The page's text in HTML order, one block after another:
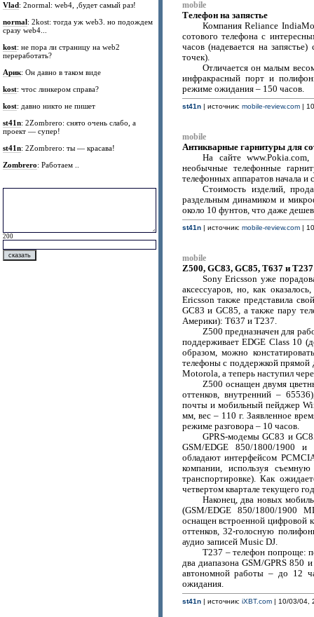
Vlad: 2normal: web4, ,будет самый раз!
normal: 2kost: тогда уж web3. но подождем
сразу web4...
kost: не пора ли страницу на web2
переработать?
Арик: Он давно в таком виде
kost: чтос линкером справа?
kost: давно никто не пишет
st41n: 2Zombrero: снято очень слабо, а
проект — супер!
st41n: 2Zombrero: ты — красава!
Zombrero: Работаем ..
200
mobile
Телефон на запястье
Компания Reliance
сотового телефона с
часов (надевается на
точек).
Отличается он малым
инфракрасный порт и
режиме ожидания – 150 часов.
st41n| источник: mobile-review.com|
mobile
Антикварные гарнитуры для
На сайте
необычные телефонные
телефонных аппаратов начала и
Стоимость изделий,
раздельным динамиком и
около 10 фунтов, что даже
st41n| источник: mobile-review.com|
mobile
Z500, GC83, GC85, T637 и
Sony Ericsson уже
аксессуаров, но, как
Ericsson также представила
GC83 и GC85, а также пару
Америки): T637 и T237.
Z500 предназначен для
поддерживает EDGE Class 10
образом, можно
телефоны с поддержкой прямой
Motorola, а теперь наступил
Z500 оснащен двумя
оттенков, внутренний –
почты и мобильный пейджер
мм, вес – 110 г. Заявленное
режиме разговора – 10 часов.
GPRS-модемы GC83 и
GSM/EDGE 850/1800/1900
обладают интерфейсом
компании, используя
транспортировке). Как
четвертом квартале текущего
Наконец, два новых
(GSM/EDGE 850/1800/1900
оснащен встроенной цифровой
оттенков, 32-голосную
аудио записей Music DJ.
T237 – телефон попроще:
два диапазона GSM/GPRS 850
автономной работы – до 12
ожидания.
st41n| источник: iXBT.com| 10/03/04,